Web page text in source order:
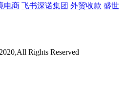
电商 飞书深诺集团 外贸收款 盛世
Rights Reserved